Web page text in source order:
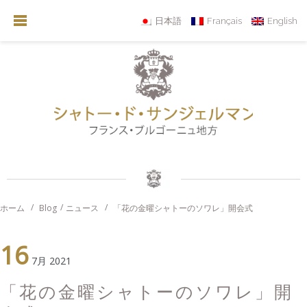
日本語 Français English
ホーム Blog ニュース 「花の金曜シャトーのソワレ」開会式
16 7月 2021
「花の金曜シャトーのソワレ」開